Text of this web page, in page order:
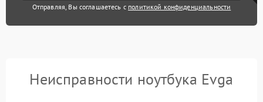
Отправляя, Вы соглашаетесь с политикой конфиденциальности
Неисправности ноутбука Evga